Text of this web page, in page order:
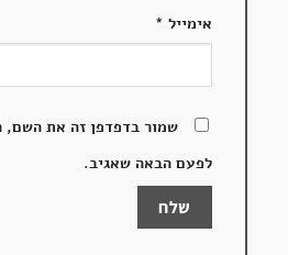
אימייל *
שמור בדפדפן זה את השם,
לפעם הבאה שאגיב.